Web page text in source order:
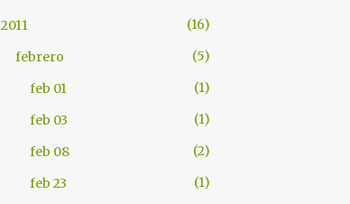
2011
16
febrero
5
feb 01
1
feb 03
1
feb 08
2
feb 23
1